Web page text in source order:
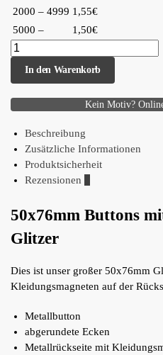
2000 – 4999 1,55€
5000 –
1,50€
In den Warenkorb
Kein Motiv?
Beschreibung
Zusätzliche Informationen
Produktsicherheit
Rezensionen
50x76mm Buttons
Glitzer
Dies ist unser großer 50x76mm
Kleidungsmagneten auf der
Metallbutton
abgerundete Ecken
Metallrückseite mit